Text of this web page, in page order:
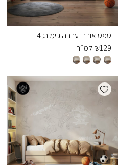
טפט אורבן ערבה גיימינג 4
₪129 למ״ר
Add wishlist